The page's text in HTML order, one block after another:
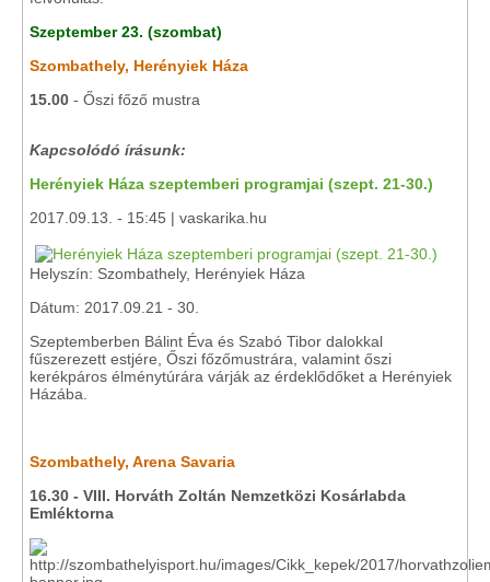
Szeptember 23. (szombat)
Szombathely, Herényiek Háza
15.00 - Őszi főző mustra
Kapcsolódó írásunk:
Herényiek Háza szeptemberi programjai (szept. 21-30.)
2017.09.13. - 15:45 | vaskarika.hu
Helyszín: Szombathely, Herényiek Háza
Dátum: 2017.09.21 - 30.
Szeptemberben Bálint Éva és Szabó Tibor dalokkal
fűszerezett estjére, Őszi főzőmustrára, valamint őszi
kerékpáros élménytúrára várják az érdeklődőket a Herényiek
Házába.
Szombathely, Arena Savaria
16.30 - VIII. Horváth Zoltán Nemzetközi Kosárlabda
Emléktorna